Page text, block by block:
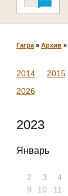
Гагра » Архив »
2014 2015
2026
2023
Январь
2
3 4
9
10 11